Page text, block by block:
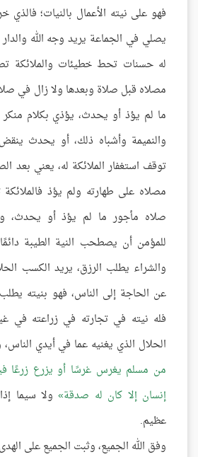
فهو على نيته الأعمال بالنيات؛
يصلي في الجماعة يريد وجه الله
له حسنات تحط خطيئات والملائكة
مصلاه قبل صلاة وبعدها ولا زال في
ما لم يؤذ أو يحدث، يؤذي بكلام منكر
والنميمة وأشباه ذلك، أو يحدث
توقف استغفار الملائكة له، يعني بعد
مصلاه على طهارته ولم يؤذ
صلاه مأجور ما لم يؤذ أو يحدث،
للمؤمن أن يصطحب النية الطيبة
والشراء يطلب الرزق، يريد الكسب
عن الحاجة إلى الناس، فهو بنيته
فله نيته في تجارته في زراعته في
الحلال الذي يغنيه عما في أيدي
من مسلم يغرس غرسًا أو يزرع زرعًا
إنسان إلا كان له صدقة ولا سيما
عظيم.
وفق الله الجميع، وثبت الجميع على